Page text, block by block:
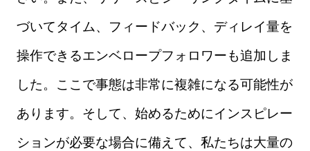
づいてタイム、フィードバック、ディレイ量を
操作できるエンベロープフォロワーも追加しま
した。ここで事態は非常に複雑になる可能性が
あります。そして、始めるためにインスピレー
ションが必要な場合に備えて、私たちは大量の